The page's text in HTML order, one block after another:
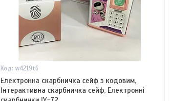
w4219t6
Електронна скарбничка сейф з кодовим,
Інтерактивна скарбничка сейф, Електронні